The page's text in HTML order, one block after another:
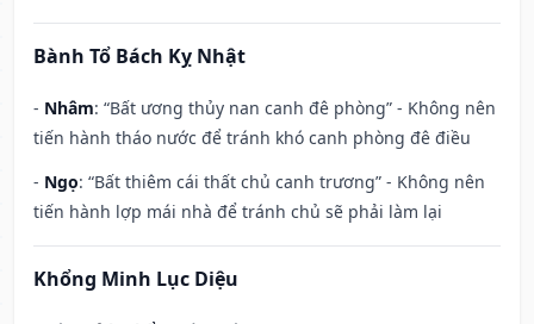
Bành Tổ Bách Kỵ Nhật
- Nhâm: “Bất ương thủy nan canh đê phòng” - Không nên
tiến hành tháo nước để tránh khó canh phòng đê điều
- Ngọ: “Bất thiêm cái thất chủ canh trương” - Không nên
tiến hành lợp mái nhà để tránh chủ sẽ phải làm lại
Khổng Minh Lục Diệu